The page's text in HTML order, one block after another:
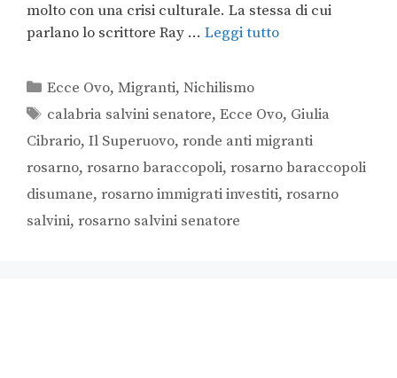
molto con una crisi culturale. La stessa di cui
parlano lo scrittore Ray … Leggi tutto
Ecce Ovo,Migranti,Nichilismo
calabria salvini senatore,Ecce Ovo, Giulia
Cibrario, Il Superuovo, ronde anti migranti
rosarno, rosarno baraccopoli, rosarno baraccopoli
disumane, rosarno immigrati investiti, rosarno
salvini, rosarno salvini senatore